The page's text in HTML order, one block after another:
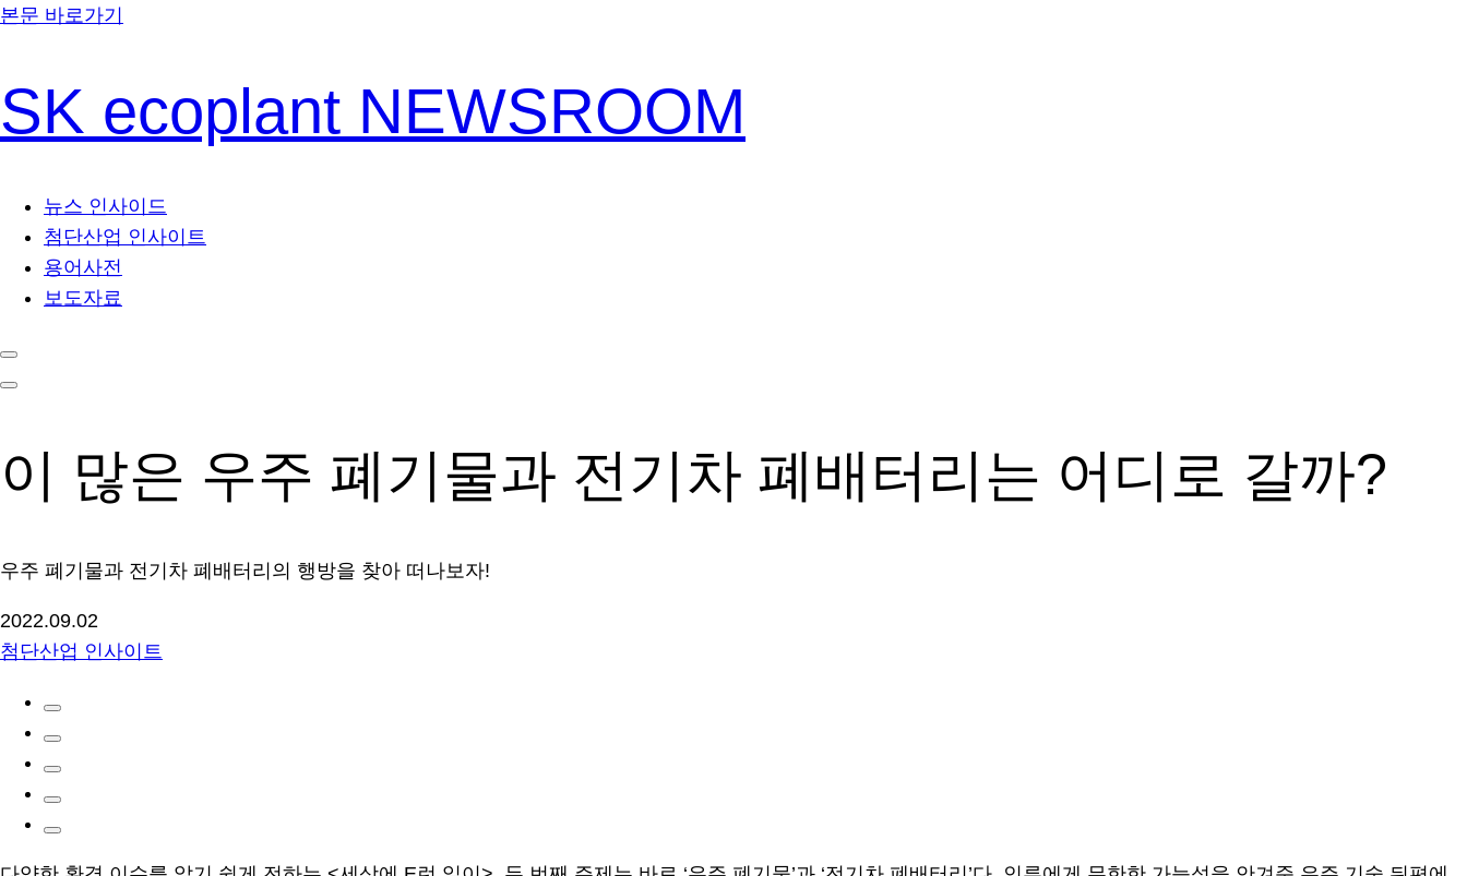
본문 바로가기
SK ecoplant NEWSROOM
뉴스 인사이드
첨단산업 인사이트
용어사전
보도자료
이 많은 우주 폐기물과 전기차 폐배터리는 어디로 갈까?
우주 폐기물과 전기차 폐배터리의 행방을 찾아 떠나보자!
2022.09.02
첨단산업 인사이트